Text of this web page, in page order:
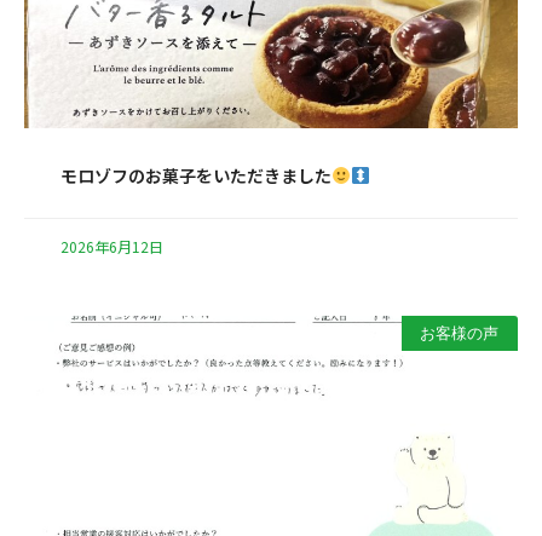
モロゾフのお菓子をいただきました
2026年6月12日
お客様の声